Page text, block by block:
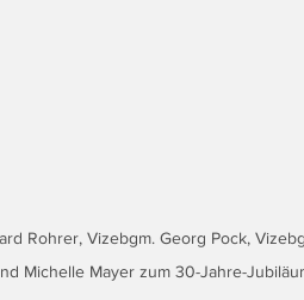
Rohrer, Vizebgm. Georg Pock,
Michelle Mayer zum 30-Jahre-